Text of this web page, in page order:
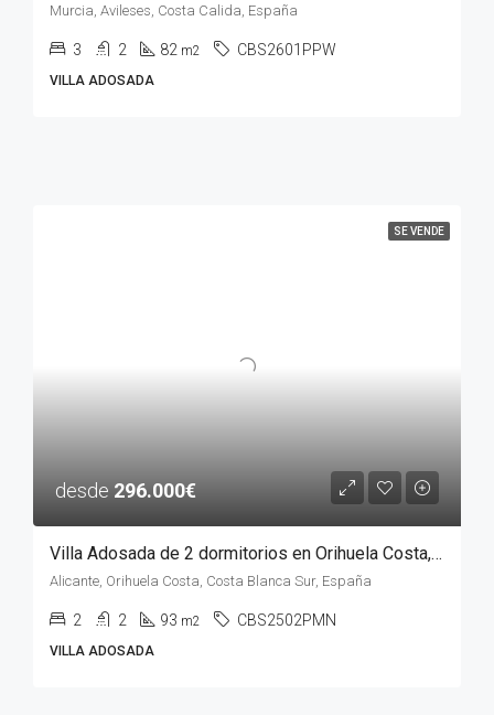
Murcia, Avileses, Costa Calida, España
3 2 82 m2 CBS2601PPW
VILLA ADOSADA
SE VENDE
desde 296.000€
Villa Adosada de 2 dormitorios en Orihuela Costa, ALICANTE
Alicante, Orihuela Costa, Costa Blanca Sur, España
2 2 93 m2 CBS2502PMN
VILLA ADOSADA